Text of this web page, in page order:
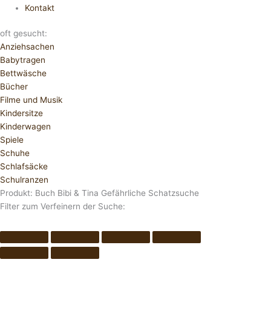
Kontakt
oft gesucht:
Anziehsachen
Babytragen
Bettwäsche
Bücher
Filme und Musik
Kindersitze
Kinderwagen
Spiele
Schuhe
Schlafsäcke
Schulranzen
Produkt: Buch Bibi & Tina Gefährliche Schatzsuche
Filter zum Verfeinern der Suche: